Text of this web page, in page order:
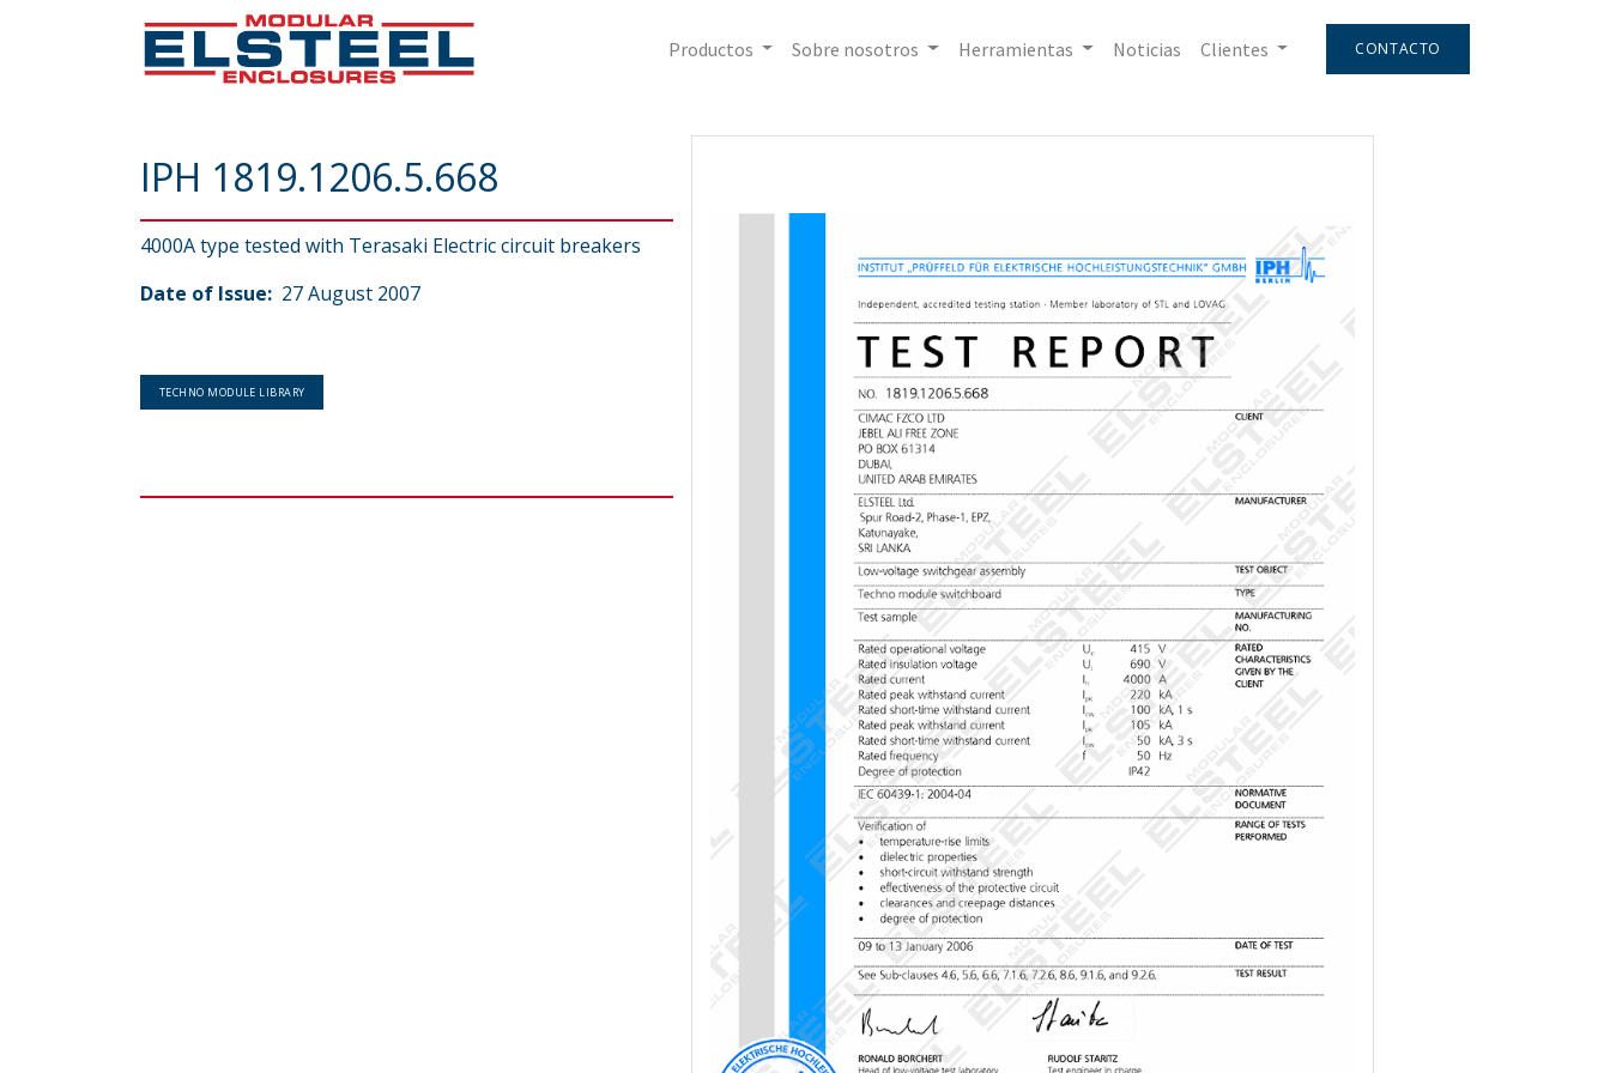
Productos Sobre nosotros Herramientas Noticias Clientes CONTACTO
IPH 1819.1206.5.668
4000A type tested with Terasaki Electric circuit breakers
Date of Issue: 27 August 2007
TECHNO MODULE LIBRARY